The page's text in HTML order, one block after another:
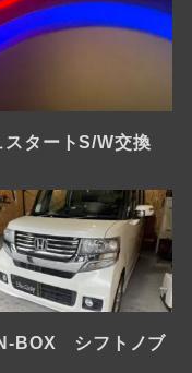
タートS/W交換
BOX シフトノブ